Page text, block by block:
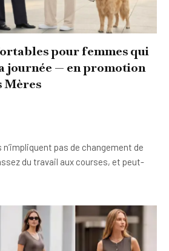
pour femmes qui
journée — en promotion
Mères
pas de changement de
du travail aux courses, et peut-